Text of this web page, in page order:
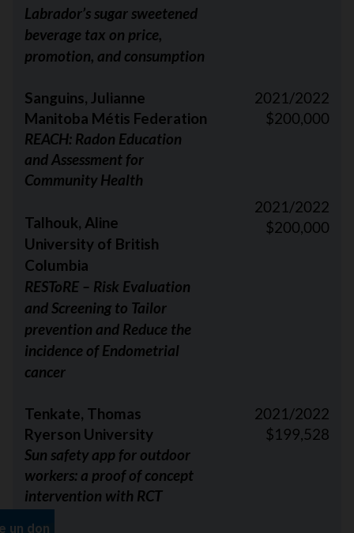
Labrador’s sugar sweetened
beverage tax on price,
promotion, and consumption
Sanguins, Julianne
Manitoba Métis Federation
REACH: Radon Education
and Assessment for
Community Health
2021/2022
$200,000
Talhouk, Aline
University of British
Columbia
RESToRE – Risk Evaluation
and Screening to Tailor
prevention and Reduce the
incidence of Endometrial
cancer
2021/2022
$200,000
Tenkate, Thomas
Ryerson University
Sun safety app for outdoor
workers: a proof of concept
intervention with RCT
2021/2022
$199,528